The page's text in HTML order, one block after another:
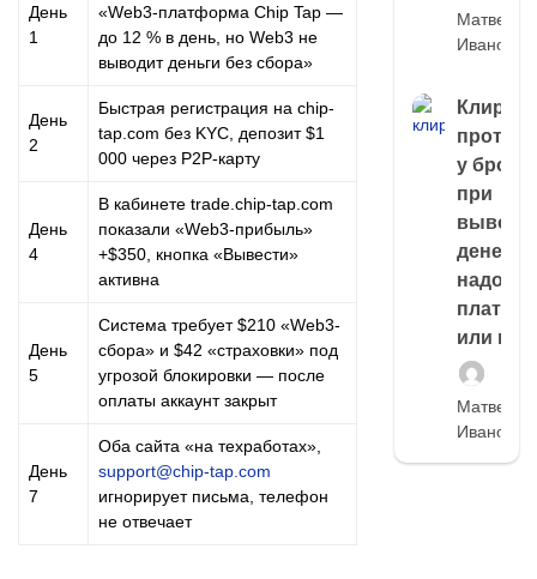
День
1
«Web3-платформа Chip Tap —
до 12 % в день, но Web3 не
выводит деньги без сбора»
День
2
Быстрая регистрация на chip-
tap.com без KYC, депозит $1
000 через P2P-карту
День
4
В кабинете trade.chip-tap.com
показали «Web3-прибыль»
+$350, кнопка «Вывести»
активна
День
5
Система требует $210 «Web3-
сбора» и $42 «страховки» под
угрозой блокировки — после
оплаты аккаунт закрыт
День
7
Оба сайта «на техработах»,
support@chip-tap.com
игнорирует письма, телефон
не отвечает
Матвей
Иванов
Клиринг
у
при
выводе
денег,
надо
платить
или
Матвей
Иванов